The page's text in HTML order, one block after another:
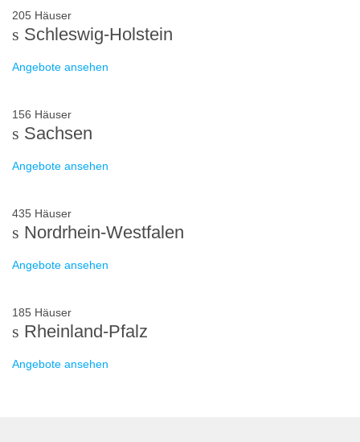
205 Häuser
Schleswig-Holstein
Angebote ansehen
156 Häuser
Sachsen
Angebote ansehen
435 Häuser
Nordrhein-Westfalen
Angebote ansehen
185 Häuser
Rheinland-Pfalz
Angebote ansehen